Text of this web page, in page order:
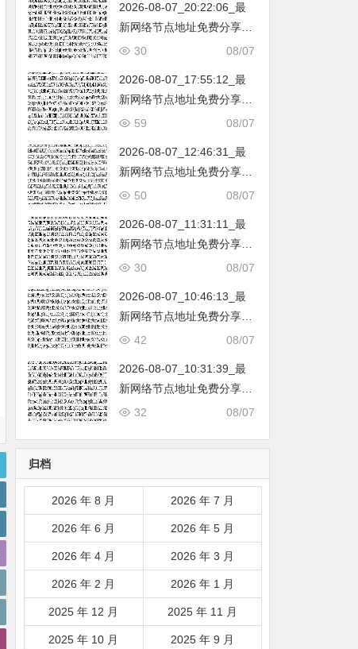
韩国|新加坡|台湾|马来西亚|
…
2026-08-07_20:22:06_最
新网络节点地址免费分享…
不定期更新…开放免费分享
韩国|新加坡|台湾|马来西亚|
…
08/07
30
2026-08-07_17:55:12_最
新网络节点地址免费分享…
不定期更新…开放免费分享
韩国|新加坡|台湾|马来西亚|
…
08/07
59
2026-08-07_12:46:31_最
新网络节点地址免费分享…
不定期更新…开放免费分享
韩国|新加坡|台湾|马来西亚|
…
08/07
50
2026-08-07_11:31:11_最
新网络节点地址免费分享…
不定期更新…开放免费分享
韩国|新加坡|台湾|马来西亚|
…
08/07
30
2026-08-07_10:46:13_最
新网络节点地址免费分享…
不定期更新…开放免费分享
韩国|新加坡|台湾|马来西亚|
…
08/07
42
2026-08-07_10:31:39_最
新网络节点地址免费分享…
不定期更新…开放免费分享
韩国|新加坡|台湾|马来西亚|
08/07
32
归档
2026 年 8 月 2026 年 7 月
2026 年 6 月 2026 年 5 月
2026 年 4 月 2026 年 3 月
2026 年 2 月 2026 年 1 月
2025 年 12 月 2025 年 11 月
2025 年 10 月 2025 年 9 月